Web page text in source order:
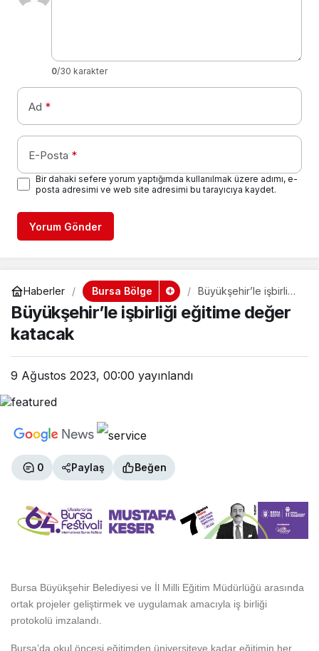
0/30 karakter
Ad *
E-Posta *
Bir dahaki sefere yorum yaptığımda kullanılmak üzere adımı, e-
posta adresimi ve web site adresimi bu tarayıcıya kaydet.
Yorum Gönder
Haberler Bursa Bölge
Büyükşehir’le işbirliği
eğitime değer
katacak
Büyükşehir’le işbirliği eğitime değer
katacak
9 Ağustos 2023, 00:00 yayınlandı
0 Paylaş Beğen
Bursa Büyükşehir Belediyesi ve İl Milli Eğitim Müdürlüğü arasında
ortak projeler geliştirmek ve uygulamak amacıyla iş birliği
protokolü imzalandı.
Bursa’da okul öncesi eğitimden üniversiteye kadar eğitimin her